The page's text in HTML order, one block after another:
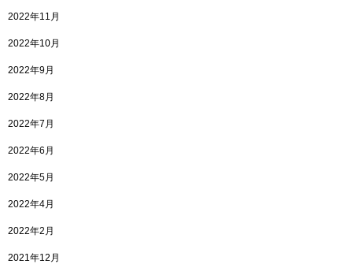
2022年11月
2022年10月
2022年9月
2022年8月
2022年7月
2022年6月
2022年5月
2022年4月
2022年2月
2021年12月